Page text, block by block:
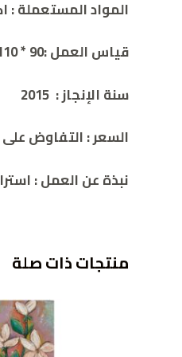
المواد المستعملة
قياس العمل :cm 110 * 90 مع الاطار
سنة الإنجاز : 2015
السعر :التفاوض على
نبذة عن العمل :
منتجات ذات صلة